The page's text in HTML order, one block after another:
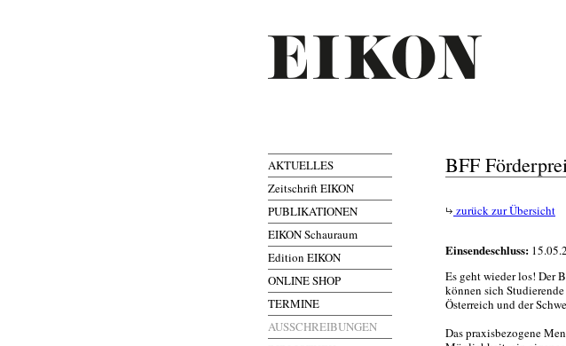
AKTUELLES
Zeitschrift EIKON
PUBLIKATIONEN
EIKON Schauraum
Edition EIKON
ONLINE SHOP
TERMINE
AUSSCHREIBUNGEN
BFF
zurück zur Übersicht
Einsendeschluss:
Es geht wieder los! Der
können sich
Österreich und der
Das praxisbezogene